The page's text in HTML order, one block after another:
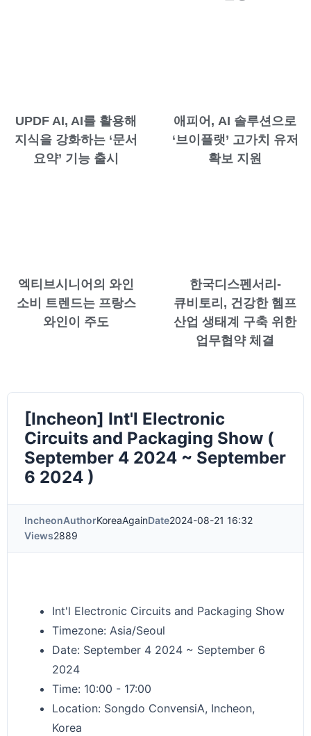
UPDF AI, AI를 활용해
지식을 강화하는 ‘문서
요약’ 기능 출시
애피어, AI 솔루션으로
‘브이플랫’ 고가치 유저
확보 지원
엑티브시니어의 와인
소비 트렌드는 프랑스
와인이 주도
한국디스펜서리-
큐비토리, 건강한 헴프
산업 생태계 구축 위한
업무협약 체결
[Incheon] Int'l Electronic
Circuits and Packaging Show (
September 4 2024 ~ September
6 2024 )
IncheonAuthorKoreaAgainDate2024-08-21 16:32
Views2889
Int'l Electronic Circuits and Packaging Show
Timezone: Asia/Seoul
Date: September 4 2024 ~ September 6
2024
Time: 10:00 - 17:00
Location: Songdo ConvensiA, Incheon,
Korea